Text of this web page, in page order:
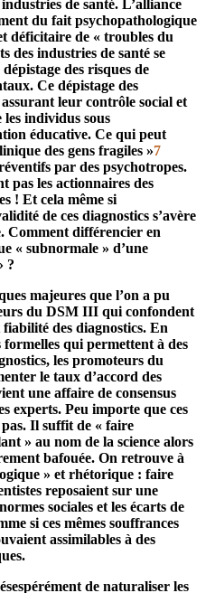
de santé. L’alliance
du fait psychopathologique
déficitaire de « troubles du
des industries de santé se
des risques de
Ce dépistage des
leur contrôle social et
individus sous
éducative. Ce qui peut
des gens fragiles »7
par des psychotropes.
pas les actionnaires des
! Et cela même si
de ces diagnostics s’avère
Comment différencier en
« subnormale » d’une
?
majeures que l’on a pu
du DSM III qui confondent
des diagnostics. En
formelles qui permettent à des
les promoteurs du
le taux d’accord des
une affaire de consensus
experts. Peu importe que ces
Il suffit de « faire
» au nom de la science alors
bafouée. On retrouve à
» et rhétorique : faire
reposaient sur une
sociales et les écarts de
si ces mêmes souffrances
assimilables à des
de naturaliser les